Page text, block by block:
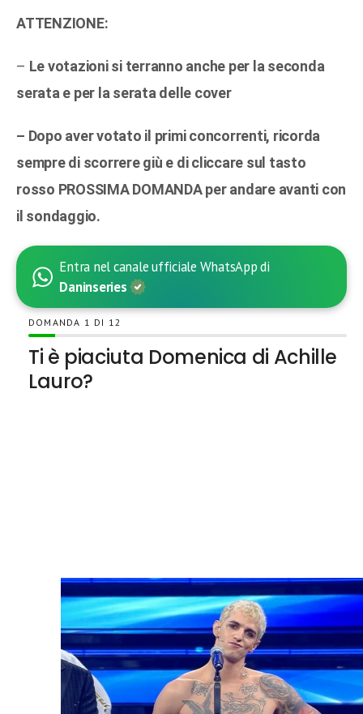
ATTENZIONE:
– Le votazioni si terranno anche per la seconda
serata e per la serata delle cover
– Dopo aver votato il primi concorrenti, ricorda
sempre di scorrere giù e di cliccare sul tasto
rosso PROSSIMA DOMANDA per andare avanti con
il sondaggio.
Entra nel canale ufficiale WhatsApp di
Daninseries
DOMANDA DI 12
Ti è piaciuta Domenica di Achille
Lauro?